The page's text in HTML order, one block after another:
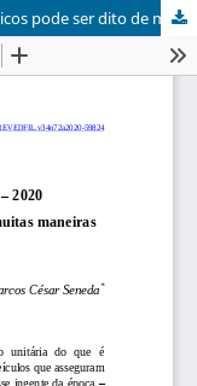
Editorial v.34 n.72–2020: O fim dos periódicos pode ser dito de muitas maneiras